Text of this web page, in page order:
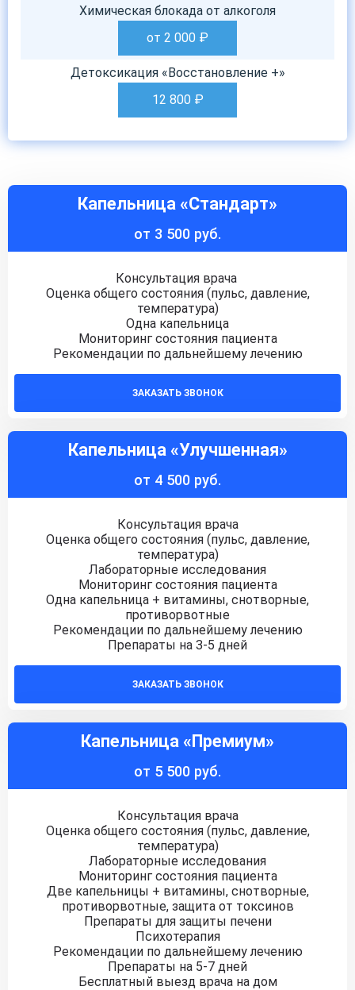
Химическая блокада от алкоголя
от 2 000 ₽
Детоксикация «Восстановление +»
12 800₽
Капельница «Стандарт»
от 3 500 руб.
Консультация врача
Оценка общего состояния (пульс, давление,
температура)
Одна капельница
Мониторинг состояния пациента
Рекомендации по дальнейшему лечению
ЗАКАЗАТЬ ЗВОНОК
Капельница «Улучшенная»
от 4 500 руб.
Консультация врача
Оценка общего состояния (пульс, давление,
температура)
Лабораторные исследования
Мониторинг состояния пациента
Одна капельница + витамины, снотворные,
противорвотные
Рекомендации по дальнейшему лечению
Препараты на 3-5 дней
ЗАКАЗАТЬ ЗВОНОК
Капельница «Премиум»
от 5 500 руб.
Консультация врача
Оценка общего состояния (пульс, давление,
температура)
Лабораторные исследования
Мониторинг состояния пациента
Две капельницы + витамины, снотворные,
противорвотные, защита от токсинов
Препараты для защиты печени
Психотерапия
Рекомендации по дальнейшему лечению
Препараты на 5-7 дней
Бесплатный выезд врача на дом